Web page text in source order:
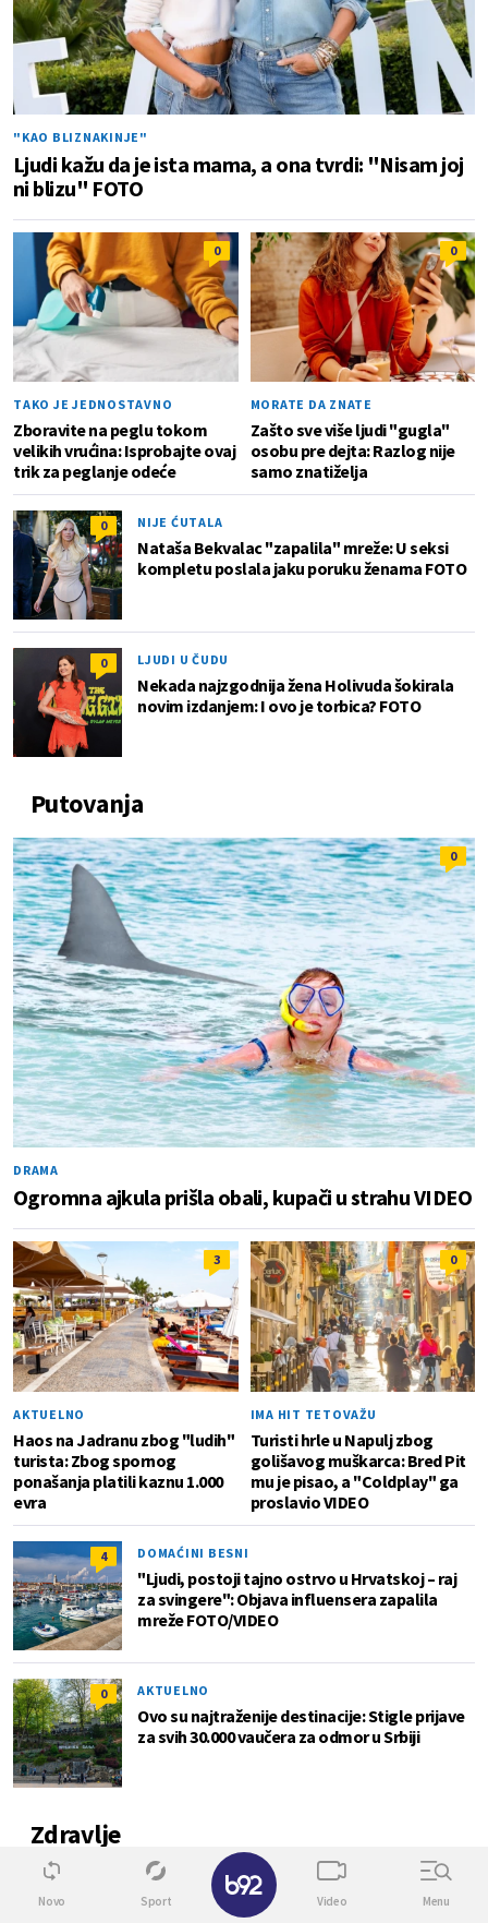
"KAO BLIZNAKINJE"
Ljudi kažu da je ista mama, a ona tvrdi: "Nisam joj
ni blizu" FOTO
0
TAKO JE JEDNOSTAVNO
Zboravite na peglu tokom
velikih vrućina: Isprobajte ovaj
trik za peglanje odeće
0
MORATE DA ZNATE
Zašto sve više ljudi "gugla"
osobu pre dejta: Razlog nije
samo znatiželja
0 NIJE ĆUTALA
Nataša Bekvalac "zapalila" mreže: U seksi
kompletu poslala jaku poruku ženama FOTO
0 LJUDI U ČUDU
Nekada najzgodnija žena Holivuda šokirala
novim izdanjem: I ovo je torbica? FOTO
Putovanja
0
DRAMA
Ogromna ajkula prišla obali, kupači u strahu VIDEO
3
AKTUELNO
Haos na Jadranu zbog "ludih"
turista: Zbog spornog
ponašanja platili kaznu 1.000
evra
0
IMA HIT TETOVAŽU
Turisti hrle u Napulj zbog
golišavog muškarca: Bred Pit
mu je pisao, a "Coldplay" ga
proslavio VIDEO
4 DOMAĆINI BESNI
"Ljudi, postoji tajno ostrvo u Hrvatskoj – raj
za svingere": Objava influensera zapalila
mreže FOTO/VIDEO
0 AKTUELNO
Ovo su najtraženije destinacije: Stigle prijave
za svih 30.000 vaučera za odmor u Srbiji
Zdravlje
0
Novo Sport Video Menu
✕